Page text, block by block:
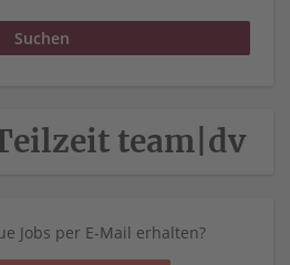
team|dv
Jobs per E-Mail erhalten?